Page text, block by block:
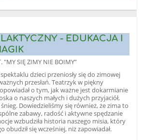
- EDUKACJA I
"MY SIĘ ZIMY NIE BOIMY”
dzieci przeniosły się do zimowej
przesłań. Teatrzyk w piękny
o tym, jak ważne jest dokarmianie
o naszych małych i dużych przyjaciół,
Dowiedzieliśmy się również, że zima to
zabawy, radość i aktywne spędzanie
wzbudziła historia naszego misia, który
obudził się wcześniej, niż zapowiadał.